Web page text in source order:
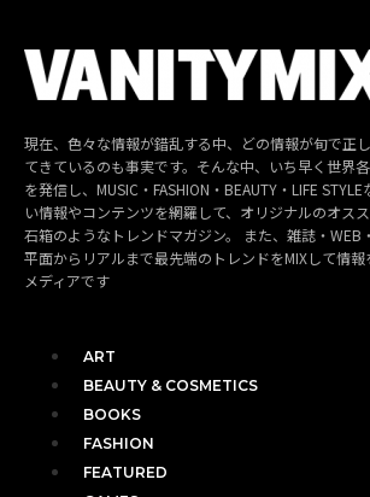
現在、色々な情報が錯乱する中、どの情報が旬で正
てきているのも事実です。そんな中、いち早く世界
を発信し、MUSIC・FASHION・BEAUTY・LIFE
い情報やコンテンツを網羅して、オリジナルのオス
石箱のようなトレンドマガジン。 また、雑誌・WEB
平面からリアルまで最先端のトレンドをMIXして情
メディアです
ART
BEAUTY & COSMETICS
BOOKS
FASHION
FEATURED